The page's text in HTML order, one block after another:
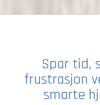
Spar tid,
frustrasjon
smarte